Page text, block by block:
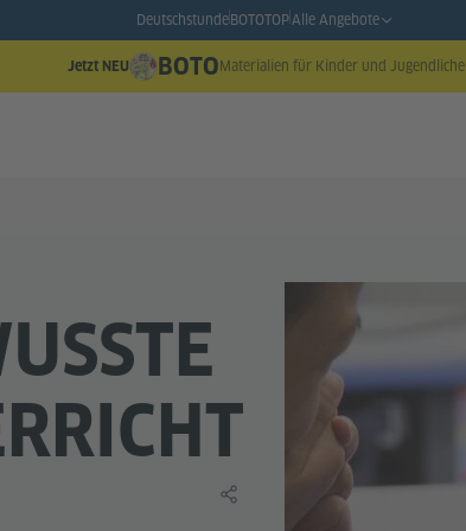
DeutschstundeBOTOTOPAlle Angebote
Jetzt NEU BOTOMaterialien für Kinder und Jugendliche
Lerninhalt teilen